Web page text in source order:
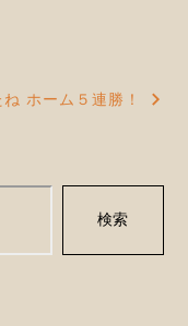
ホーム５連勝！
検索